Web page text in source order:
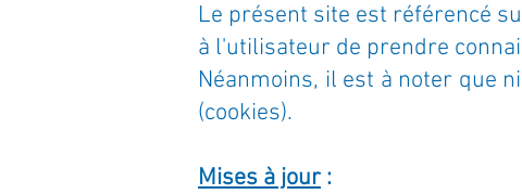
Le présent site est référencé
à l'utilisateur de prendre
Néanmoins, il est à noter que
(cookies).
Mises à jour: